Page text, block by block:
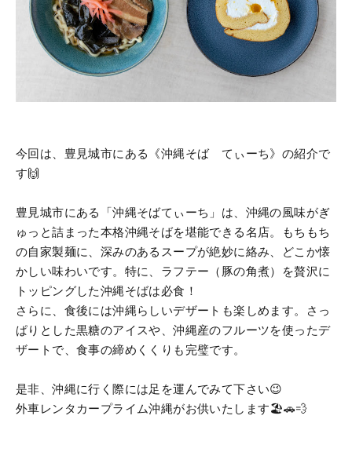
今回は、豊見城市にある《沖縄そば てぃーち》の紹介で
す🙌
豊見城市にある「沖縄そばてぃーち」は、沖縄の風味がぎ
ゅっと詰まった本格沖縄そばを堪能できる名店。もちもち
の自家製麺に、深みのあるスープが絶妙に絡み、どこか懐
かしい味わいです。特に、ラフテー（豚の角煮）を贅沢に
トッピングした沖縄そばは必食！
さらに、食後には沖縄らしいデザートも楽しめます。さっ
ぱりとした黒糖のアイスや、沖縄産のフルーツを使ったデ
ザートで、食事の締めくくりも完璧です。
是非、沖縄に行く際には足を運んでみて下さい😉
外車レンタカープライム沖縄がお供いたします🏖️🚗💨